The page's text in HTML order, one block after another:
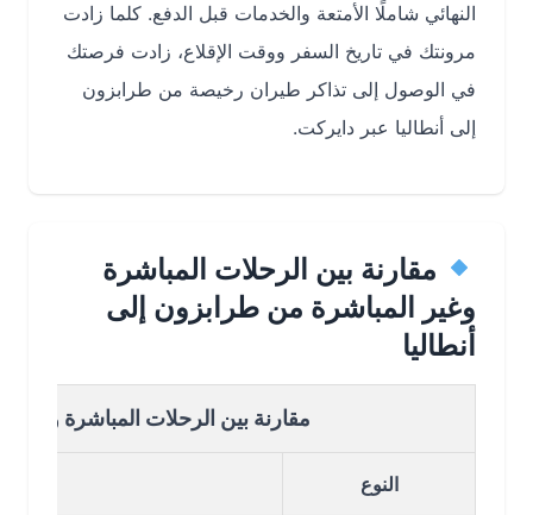
النهائي شاملًا الأمتعة والخدمات قبل الدفع. كلما زادت
مرونتك في تاريخ السفر ووقت الإقلاع، زادت فرصتك
في الوصول إلى تذاكر طيران رخيصة من طرابزون
إلى أنطاليا عبر دايركت.
مقارنة بين الرحلات المباشرة
وغير المباشرة من طرابزون إلى
أنطاليا
مقارنة بين الرحلات المباشرة وغير